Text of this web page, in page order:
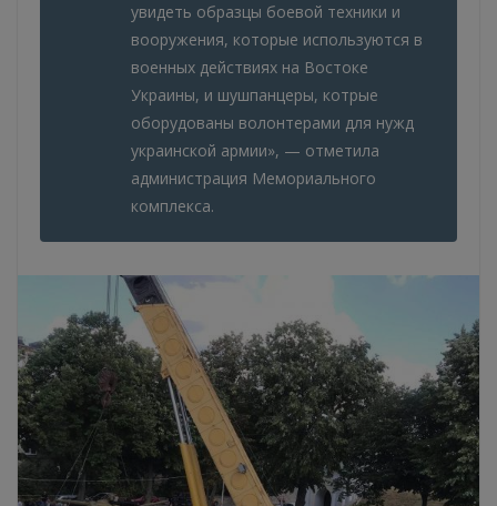
увидеть образцы боевой техники и
вооружения, которые используются в
военных действиях на Востоке
Украины, и шушпанцеры, котрые
оборудованы волонтерами для нужд
украинской армии», — отметила
администрация Мемориального
комплекса.